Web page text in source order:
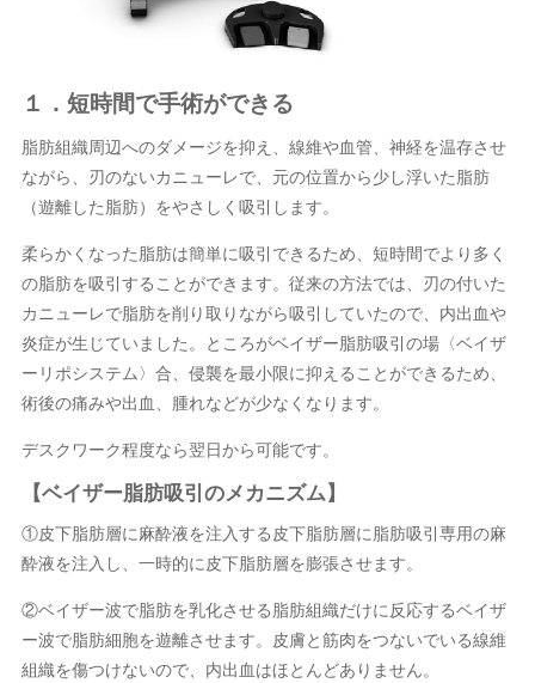
１．短時間で手術ができる
脂肪組織周辺へのダメージを抑え、線維や血管、神経を温存させ
ながら、刃のないカニューレで、元の位置から少し浮いた脂肪
（遊離した脂肪）をやさしく吸引します。
柔らかくなった脂肪は簡単に吸引できるため、短時間でより多く
の脂肪を吸引することができます。従来の方法では、刃の付いた
カニューレで脂肪を削り取りながら吸引していたので、内出血や
炎症が生じていました。ところがベイザー脂肪吸引の場〈ベイザ
ーリポシステム〉合、侵襲を最小限に抑えることができるため、
術後の痛みや出血、腫れなどが少なくなります。
デスクワーク程度なら翌日から可能です。
【ベイザー脂肪吸引のメカニズム】
①皮下脂肪層に麻酔液を注入する皮下脂肪層に脂肪吸引専用の麻
酔液を注入し、一時的に皮下脂肪層を膨張させます。
②ベイザー波で脂肪を乳化させる脂肪組織だけに反応するベイザ
ー波で脂肪細胞を遊離させます。皮膚と筋肉をつないでいる線維
組織を傷つけないので、内出血はほとんどありません。